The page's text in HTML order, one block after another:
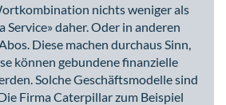
nichts weniger als
Service» daher. Oder in anderen
Diese machen durchaus Sinn,
können gebundene finanzielle
Solche Geschäftsmodelle sind
Firma Caterpillar zum Beispiel